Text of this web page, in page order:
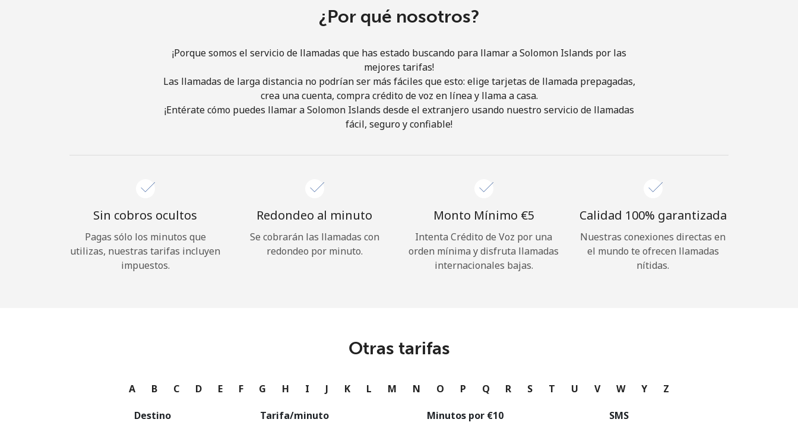
acuerdo con estos
Términos y condiciones.
Únete
¡Hola!
Continuar con
¿Por qué nosotros?
¡Porque somos el servicio de llamadas que has estado buscando para llamar a Solomon Islands por las
mejores tarifas!
Las llamadas de larga distancia no podrían ser más fáciles que esto: elige tarjetas de llamada prepagadas,
crea una cuenta, compra crédito de voz en línea y llama a casa.
¡Entérate cómo puedes llamar a Solomon Islands desde el extranjero usando nuestro servicio de llamadas
fácil, seguro y confiable!
Sin cobros ocultos
Pagas sólo los minutos que
utilizas, nuestras tarifas incluyen
impuestos.
Redondeo al minuto
Se cobrarán las llamadas con
redondeo por minuto.
Monto Mínimo ⁦€5⁩
Intenta Crédito de Voz por una
orden mínima y disfruta llamadas
internacionales bajas.
Calidad 100% garantizada
Nuestras conexiones directas en
el mundo te ofrecen llamadas
nítidas.
Otras tarifas
A B C D E F G H I J K L M N O P Q R S T U V W Y Z
Destino Tarifa/minuto Minutos por ⁦€10⁩ SMS